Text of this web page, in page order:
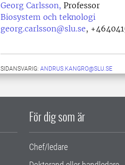
Georg Carlsson, Professor
Biosystem och teknologi
georg.carlsson@slu.se,
SIDANSVARIG: ANDRUS.KANGRO@SLU.SE
För dig som är
Chef/ledare